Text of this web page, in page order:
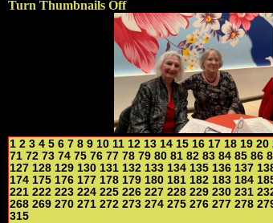
Turn Thumbnails Off
1 2 3 4 5 6 7 8 9 10 11 12 13 14 15 16 17 18 19 20
71 72 73 74 75 76 77 78 79 80 81 82 83 84 85 86
127 128 129 130 131 132 133 134 135 136 137
174 175 176 177 178 179 180 181 182 183 184
221 222 223 224 225 226 227 228 229 230 231
268 269 270 271 272 273 274 275 276 277 278
315